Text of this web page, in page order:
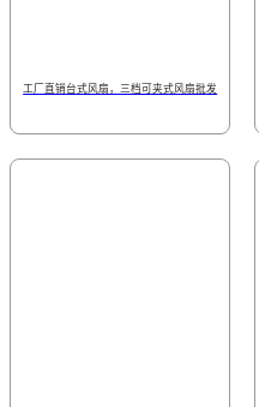
工厂直销台式风扇，三档可夹式风扇批发